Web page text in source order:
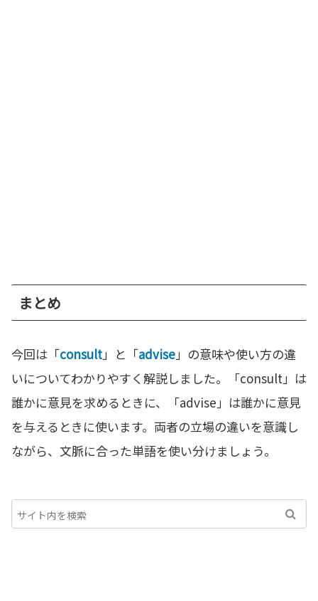
まとめ
今回は「consult」と「advise」の意味や使い方の違
いについてわかりやすく解説しました。「consult」は
誰かに意見を求めるときに、「advise」は誰かに意見
を与えるときに使います。両者の立場の違いを意識し
ながら、文脈に合った単語を使い分けましょう。